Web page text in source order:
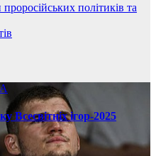
політиків та
Всесвітніх ігор-2025